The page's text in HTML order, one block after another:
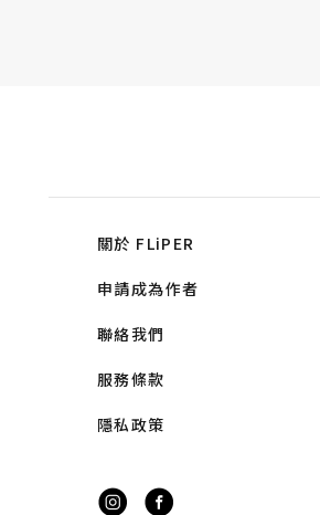
關於 FLiPER
申請成為作者
聯絡我們
服務條款
隱私政策